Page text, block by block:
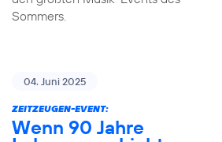
Sommers.
04. Juni 2025
ZEITZEUGEN-EVENT:
Wenn 90 Jahre